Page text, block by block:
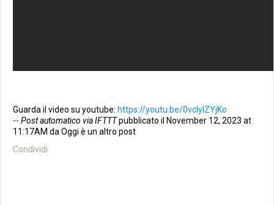
Guarda il video su youtube: https://youtu.be/0vclylZYjKo
-- Post automatico via IFTTTpubblicato il November 12, 2023 at
11:17AM da Oggi è un altro post
Condividi